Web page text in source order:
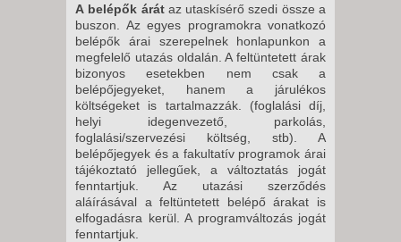
A belépők árátaz utaskísérő szedi össze a
buszon. Az egyes programokra vonatkozó
belépők árai szerepelnek honlapunkon a
megfelelő utazás oldalán. A feltüntetett árak
bizonyos esetekben nem csak a
belépőjegyeket, hanem a járulékos
költségeket is tartalmazzák. (foglalási díj,
helyi idegenvezető, parkolás,
foglalási/szervezési költség, stb). A
belépőjegyek és a fakultatív programok árai
tájékoztató jellegűek, a változtatás jogát
fenntartjuk. Az utazási szerződés
aláírásával a feltüntetett belépő árakat is
elfogadásra kerül. A programváltozás jogát
fenntartjuk.